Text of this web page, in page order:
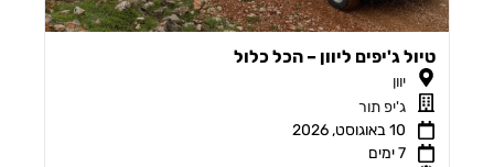
טיול ג'יפים ליוון – הכל כלול
יוון
ג'יפ תור
10 באוגוסט, 2026
7 ימים